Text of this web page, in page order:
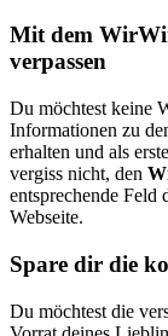
Mit dem
verpassen
Du möchtest keine
Informationen zu
erhalten und als
vergiss nicht, den
entsprechende Feld
Webseite.
Spare dir die
Du möchtest die